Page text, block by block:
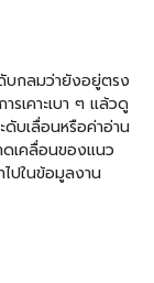
บกลมว่ายังอยู่ตรง
เคาะเบา ๆ แล้วดู
ดับเลื่อนหรือค่าอ่าน
เคลื่อนของแนว
ปในข้อมูลงาน